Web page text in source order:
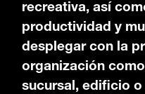
recreativa, así
productividad y
desplegar con la
organización
sucursal, edificio